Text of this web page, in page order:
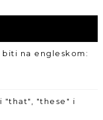
na engleskom:
"that", "these" i